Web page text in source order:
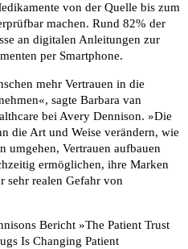
von der Quelle bis zum
machen. Rund 82% der
an digitalen Anleitungen zur
per Smartphone.
mehr Vertrauen in die
sagte Barbara van
bei Avery Dennison. »Die
die Art und Weise verändern, wie
umgehen, Vertrauen aufbauen
ermöglichen, ihre Marken
sehr realen Gefahr von
Bericht »The Patient Trust
Is Changing Patient